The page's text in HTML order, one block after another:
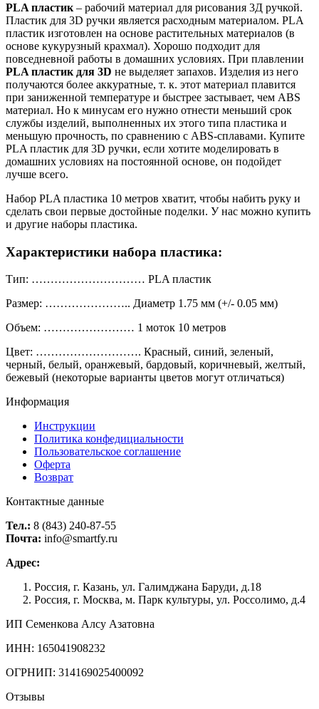
PLA пластик – рабочий материал для рисования 3Д ручкой.
Пластик для 3D ручки является расходным материалом. PLA
пластик изготовлен на основе растительных материалов (в
основе кукурузный крахмал). Хорошо подходит для
повседневной работы в домашних условиях. При плавлении
PLA пластик для 3D не выделяет запахов. Изделия из него
получаются более аккуратные, т. к. этот материал плавится
при заниженной температуре и быстрее застывает, чем ABS
материал. Но к минусам его нужно отнести меньший срок
службы изделий, выполненных их этого типа пластика и
меньшую прочность, по сравнению с ABS-сплавами. Купите
PLA пластик для 3D ручки, если хотите моделировать в
домашних условиях на постоянной основе, он подойдет
лучше всего.
Набор PLA пластика 10 метров хватит, чтобы набить руку и
сделать свои первые достойные поделки. У нас можно купить
и другие наборы пластика.
Характеристики набора пластика:
Тип: ………………………… PLA пластик
Размер: ………………….. Диаметр 1.75 мм (+/- 0.05 мм)
Объем: …………………… 1 моток 10 метров
Цвет: ………………………. Красный, синий, зеленый,
черный, белый, оранжевый, бардовый, коричневый, желтый,
бежевый (некоторые варианты цветов могут отличаться)
Информация
Инструкции
Политика конфедициальности
Пользовательское соглашение
Оферта
Возврат
Контактные данные
Тел.: 8 (843) 240-87-55
Почта: info@smartfy.ru
Адрес:
Россия, г. Казань, ул. Галимджана Баруди, д.18
Россия, г. Москва, м. Парк культуры, ул. Россолимо, д.4
ИП Семенкова Алсу Азатовна
ИНН: 165041908232
ОГРНИП: 314169025400092
Отзывы